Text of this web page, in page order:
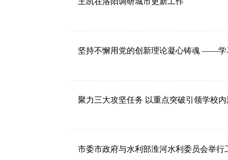
坚持不懈用党的创新理论凝心铸魂 ——学
聚力三大攻坚任务 以重点突破引领学校
市委市政府与水利部淮河水利委员会举行